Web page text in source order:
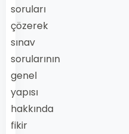
soruları
çözerek
sınav
sorularının
genel
yapısı
hakkında
fikir